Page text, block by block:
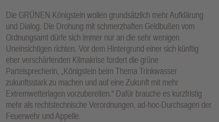
Die GRÜNEN Königstein wollen grundsätzlich mehr Aufklärung
und Dialog. Die Drohung mit schmerzhaften Geldbußen vom
Ordnungsamt dürfe sich immer nur an die sehr wenigen
Uneinsichtigen richten. Vor dem Hintergrund einer sich künftig
eher verschärfenden Klimakrise fordert die grüne
Parteisprecherin, „Königstein beim Thema Trinkwasser
zukunftsstark zu machen und auf eine Zukunft mit mehr
Extremwetterlagen vorzubereiten.“ Dafür brauche es kurzfristig
mehr als rechtstechnische Verordnungen, ad-hoc-Durchsagen der
Feuerwehr und Appelle.